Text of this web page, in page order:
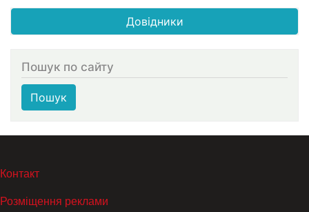
Довідники
Пошук по сайту
Пошук
МЕНЮ В ПОДВАЛЕ
Контакт
Розміщення реклами